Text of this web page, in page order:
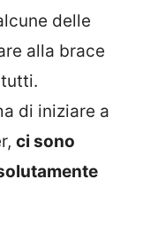
delle
alla brace
di iniziare a
ci sono